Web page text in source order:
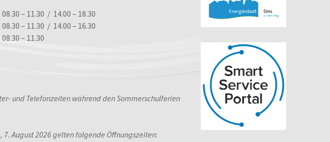
08.30 – 11.30 / 14.00 – 18.30
08.30 – 11.30 / 14.00 – 16.30
08.30 – 11.30
und Telefonzeiten während den Sommerschulferien
August 2026 gelten folgende Öffnungszeiten: